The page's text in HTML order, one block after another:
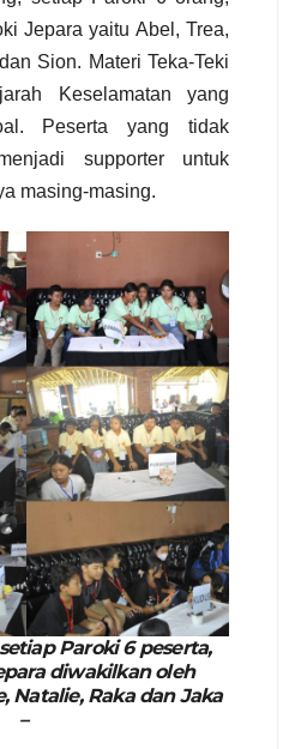
Jepara yaitu Abel, Trea,
Sion. Materi Teka-Teki
Keselamatan yang
Peserta yang tidak
supporter untuk
masing-masing.
Paroki 6 peserta,
diwakilkan oleh
Natalie, Raka dan Jaka
–